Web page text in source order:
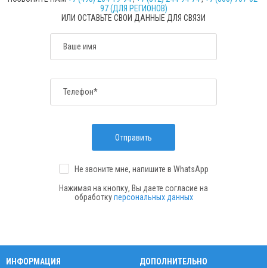
97 (ДЛЯ РЕГИОНОВ)
ИЛИ ОСТАВЬТЕ СВОИ ДАННЫЕ ДЛЯ СВЯЗИ
Ваше имя
Телефон*
Отправить
Не звоните мне, напишите в WhatsApp
Нажимая на кнопку, Вы даете согласие на
обработкуперсональных данных
ИНФОРМАЦИЯ ДОПОЛНИТЕЛЬНО